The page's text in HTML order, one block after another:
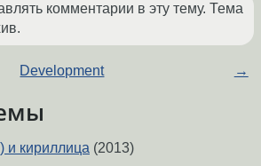
комментарии в эту тему. Тема
Development →
и кириллица (2013)